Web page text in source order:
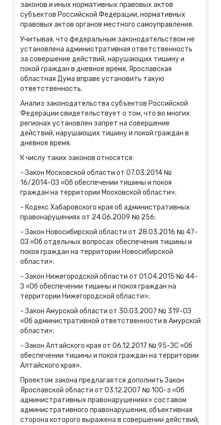
законов и иных нормативных правовых актов
субъектов Российской Федерации, нормативных
правовых актов органов местного самоуправления.
Учитывая, что федеральным законодательством не
установлена административная ответственность
за совершение действий, нарушающих тишину и
покой граждан в дневное время, Ярославская
областная Дума вправе установить такую
ответственность.
Анализ законодательства субъектов Российской
Федерации свидетельствует о том, что во многих
регионах установлен запрет на совершение
действий, нарушающих тишину и покой граждан в
дневное время.
К числу таких законов относятся:
- Закон Московской области от 07.03.2014 №
16/2014-ОЗ «Об обеспечении тишины и покоя
граждан на территории Московской области»;
- Кодекс Хабаровского края об административных
правонарушениях от 24.06.2009 № 256;
- Закон Новосибирской области от 28.03.2016 № 47-
ОЗ «Об отдельных вопросах обеспечения тишины и
покоя граждан на территории Новосибирской
области»;
- Закон Нижегородской области от 01.04.2015 № 44-
З «Об обеспечении тишины и покоя граждан на
территории Нижегородской области»;
- Закон Амурской области от 30.03.2007 № 319-ОЗ
«Об административной ответственности в Амурской
области»;
- Закон Алтайского края от 06.12.2017 № 95-ЗС «Об
обеспечении тишины и покоя граждан на территории
Алтайского края».
Проектом закона предлагается дополнить Закон
Ярославской области от 03.12.2007 № 100-з «Об
административных правонарушениях» составом
административного правонарушения, объективная
сторона которого выражена в совершении действий,